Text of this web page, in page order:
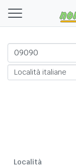
Località